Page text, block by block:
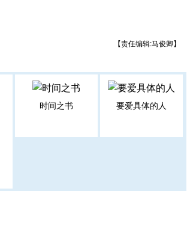
【责任编辑:马俊卿】
时间之书 要爱具体的人